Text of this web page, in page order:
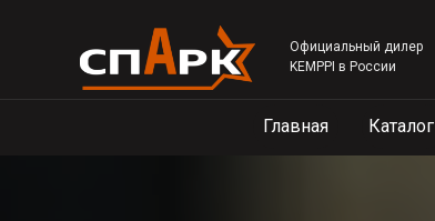
Официальный дилер
KEMPPI в России
Главная Каталог